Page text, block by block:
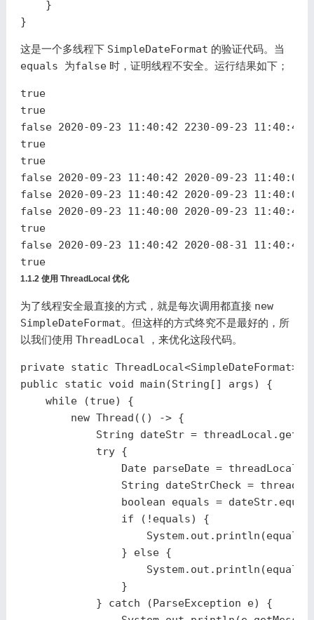
}
}
这是一个多线程下 SimpleDateFormat 的验证代码。当
equals 为false时，证明线程不安全。运行结果如下；
true
true
false 2020-09-23 11 :40 :42 2230-09-23 11 :40 :42
true
true
false 2020-09-23 11 :40 :42 2020-09-23 11 :40 : 00
false 2020-09-23 11 :40 :42 2020-09-23 11 :40 : 00
false 2020-09-23 11 :40 : 00 2020-09-23 11 :40 :42
true
false 2020-09-23 11 :40 :42 2020-08-31 11 :40 :42
true
1.1.2 使用 ThreadLocal 优化
为了线程安全最直接的方式，就是每次调用都直接 new
SimpleDateFormat。但这样的方式终究不是最好的，所
以我们使用 ThreadLocal ，来优化这段代码。
private static ThreadLocal<SimpleDateFormat>
public
static void main (String [] args)
{
while
(true)
{
new Thread (() -> {
String
dateStr = threadLocal . get
try {
Date parseDate = threadLocal
String
dateStrCheck =
boolean
equals = dateStr.
if
(! equals)
{
System. out . println (equals
}
else {
System. out . println (equals
}
}
catch (ParseException e)
{